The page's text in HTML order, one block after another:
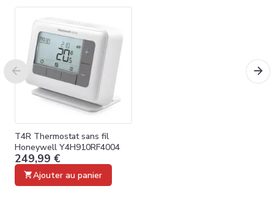
T4R Thermostat sans fil
Honeywell Y4H910RF4004
249,99 €
Ajouter au panier